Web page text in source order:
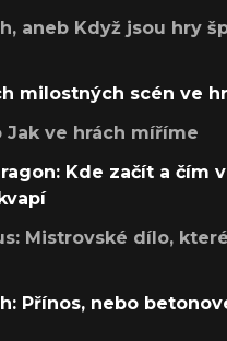
aneb Když jsou hry
milostných scén ve
ve hrách míříme
Kde začít a čím
Mistrovské dílo,
Přínos, nebo